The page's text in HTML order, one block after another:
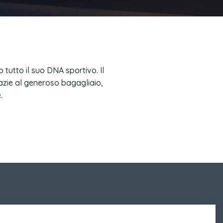
tutto il suo DNA sportivo. Il
al generoso bagagliaio,